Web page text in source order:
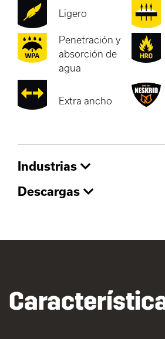
Ligero
Penetración y
absorción de
agua
Extra ancho
Industrias
Descargas